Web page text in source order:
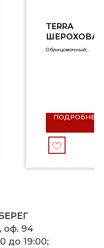
TERRA
ШЕРОХОВАТ
ЫЙ
Облицовочный
ПОДРОБНЕЕ
оф. 94
до 19:00;